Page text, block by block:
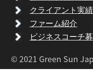
クライアント実績
ファーム紹介
ビジネスコーチ
© 2021 Green Sun